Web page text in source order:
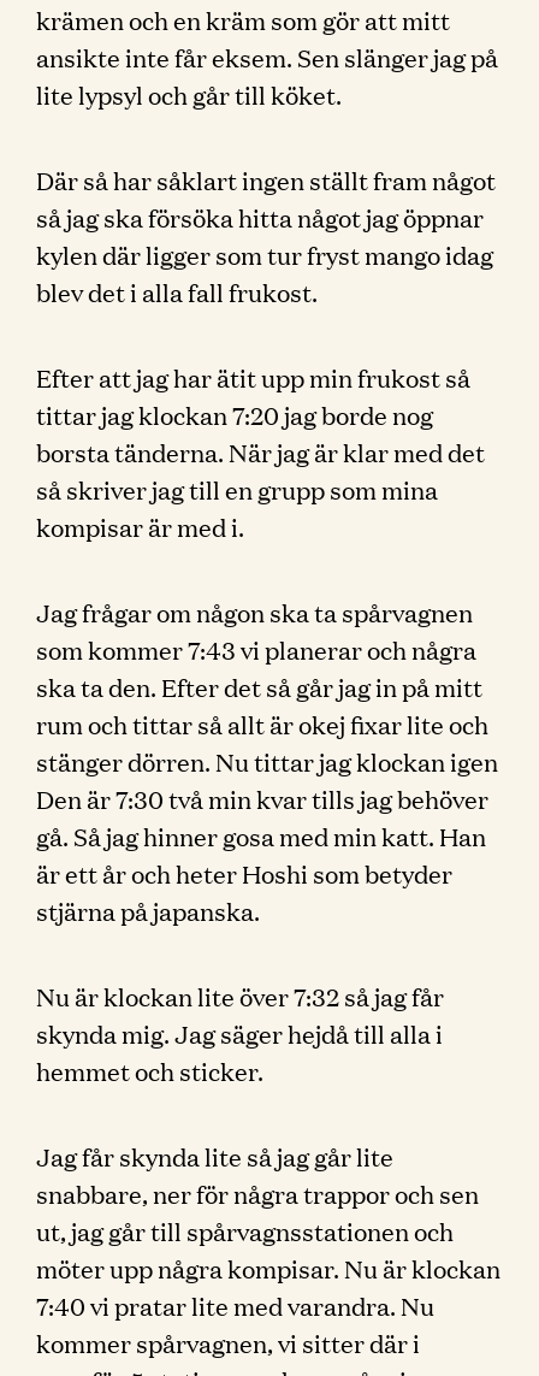
krämen och en kräm som gör att mitt
ansikte inte får eksem. Sen slänger jag på
lite lypsyl och går till köket.
Där så har såklart ingen ställt fram något
så jag ska försöka hitta något jag öppnar
kylen där ligger som tur fryst mango idag
blev det i alla fall frukost.
Efter att jag har ätit upp min frukost så
tittar jag klockan 7:20 jag borde nog
borsta tänderna. När jag är klar med det
så skriver jag till en grupp som mina
kompisar är med i.
Jag frågar om någon ska ta spårvagnen
som kommer 7:43 vi planerar och några
ska ta den. Efter det så går jag in på mitt
rum och tittar så allt är okej fixar lite och
stänger dörren. Nu tittar jag klockan igen
Den är 7:30 två min kvar tills jag behöver
gå. Så jag hinner gosa med min katt. Han
är ett år och heter Hoshi som betyder
stjärna på japanska.
Nu är klockan lite över 7:32 så jag får
skynda mig. Jag säger hejdå till alla i
hemmet och sticker.
Jag får skynda lite så jag går lite
snabbare, ner för några trappor och sen
ut, jag går till spårvagnsstationen och
möter upp några kompisar. Nu är klockan
7:40 vi pratar lite med varandra. Nu
kommer spårvagnen, vi sitter där i